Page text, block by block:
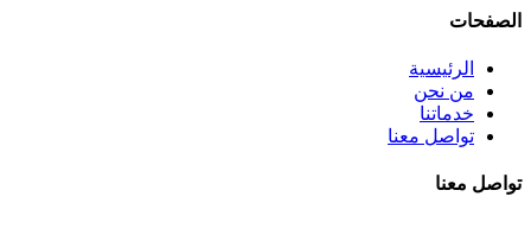
الصفحات
الرئيسية
من نحن
خدماتنا
تواصل معنا
تواصل معنا